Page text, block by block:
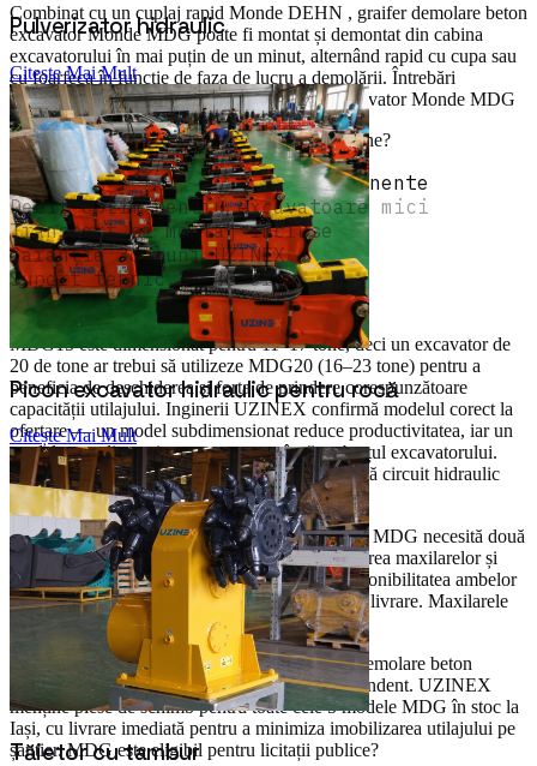
Combinat cu un cuplaj rapid Monde DEHN , graifer demolare beton
excavator Monde MDG poate fi montat și demontat din cabina
excavatorului în mai puțin de un minut, alternând rapid cu cupa sau
cu foarfeca în funcție de faza de lucru a demolării. Întrebări
frecvente despre graifer-ul demolare beton excavator Monde MDG
Pot folosi MDG15 pe un excavator de 20 de tone?
Kit complet — verificare componente
Debit optim pentru excavatoare mici
Transport și montaj incluse
Garanție 36 luni UZINEX
Suport tehnic 24–48 ore
Completitudine0%
MDG15 este dimensionat pentru 11–17 tone, deci un excavator de
20 de tone ar trebui să utilizeze MDG20 (16–23 tone) pentru a
beneficia de deschiderea și forța de prindere corespunzătoare
capacității utilajului. Inginerii UZINEX confirmă modelul corect la
ofertare — un model subdimensionat reduce productivitatea, iar un
model supradimensionat poate supraîncărca brațul excavatorului.
Graifer demolare beton excavator MDG necesită circuit hidraulic
dublu?
Da — graifer demolare beton excavator Monde MDG necesită două
circuite hidraulice auxiliare: unul pentru acționarea maxilarelor și
unul pentru rotația 360°. UZINEX verifică disponibilitatea ambelor
circuite pe excavatorul tău la ofertare înainte de livrare. Maxilarele
MDG sunt înlocuibile la uzură?
Da — componentele de uzură ale graifer-ului demolare beton
excavator Monde MDG sunt înlocuibile independent. UZINEX
menține piese de schimb pentru toate cele 5 modele MDG în stoc la
Iași, cu livrare imediată pentru a minimiza imobilizarea utilajului pe
șantier. MDG este eligibil pentru licitații publice?
Pulverizator hidraulic
Citește Mai Mult
Picon excavator hidraulic pentru rocă
Citește Mai Mult
Tăietor cu tambur